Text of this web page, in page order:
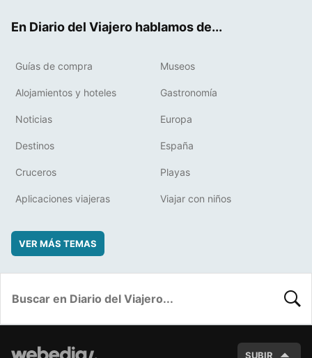
En Diario del Viajero hablamos de...
Guías de compra Museos
Alojamientos y hoteles Gastronomía
Noticias Europa
Destinos España
Cruceros Playas
Aplicaciones viajeras Viajar con niños
VER MÁS TEMAS
SUBIR